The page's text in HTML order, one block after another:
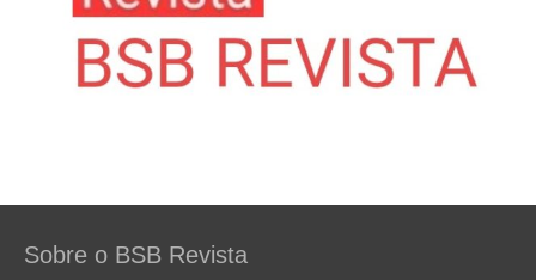
Sobre o BSB Revista